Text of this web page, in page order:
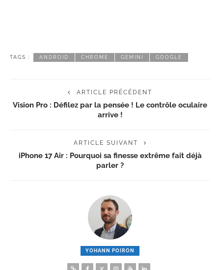
TAGS : ANDROID CHROME GEMINI GOOGLE
ARTICLE PRÉCÉDENT
Vision Pro : Défilez par la pensée ! Le contrôle oculaire
arrive !
ARTICLE SUIVANT
iPhone 17 Air : Pourquoi sa finesse extrême fait déjà
parler ?
YOHANN POIRON